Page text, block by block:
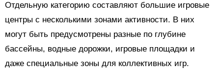
Отдельную категорию составляют большие игровые
центры с несколькими зонами активности. В них
могут быть предусмотрены разные по глубине
бассейны, водные дорожки, игровые площадки и
даже специальные зоны для коллективных игр.